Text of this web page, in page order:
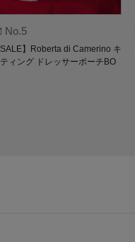
No.5
SALE】Roberta di Camerino キ
ィング ドレッサーポーチBO